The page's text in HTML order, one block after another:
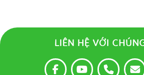
LIÊN HỆ VỚI